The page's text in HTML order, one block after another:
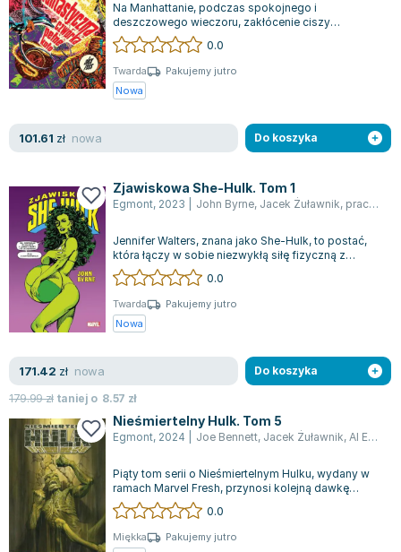
Na Manhattanie, podczas spokojnego i
deszczowego wieczoru, zakłócenie ciszy
następuje w momencie, gdy intruz wtargnie do
Budynku B...
0.0
Twarda
Pakujemy jutro
Nowa
101.61 zł nowa Do koszyka
Zjawiskowa She-Hulk. Tom 1
Egmont, 2023 John Byrne, Jacek Żuławnik, praca zbiorowa
Jennifer Walters, znana jako She-Hulk, to postać,
która łączy w sobie niezwykłą siłę fizyczną z
bystrym umysłem prawniczki i chary...
0.0
Twarda
Pakujemy jutro
Nowa
171.42 zł nowa
179.99zł taniej o 8.57 zł
Do koszyka
Nieśmiertelny Hulk. Tom 5
Egmont, 2024 Joe Bennett, Jacek Żuławnik, Al Ewing
Piąty tom serii o Nieśmiertelnym Hulku, wydany w
ramach Marvel Fresh, przynosi kolejną dawkę
emocjonującej grozy. Hulk, pozostawio...
0.0
Miękka
Pakujemy jutro